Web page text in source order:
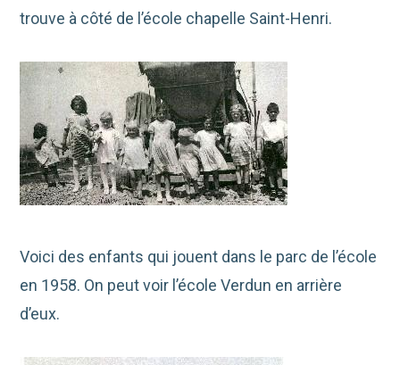
trouve à côté de l’école chapelle Saint-Henri.
Voici des enfants qui jouent dans le parc de l’école
en 1958. On peut voir l’école Verdun en arrière
d’eux.